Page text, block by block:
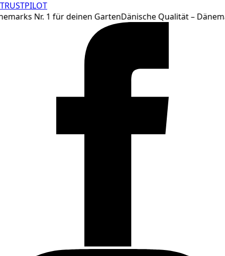
Zum
Inhalt
TRUSTPILOT
Nr. 1 für deinen GartenDänische Qualität –